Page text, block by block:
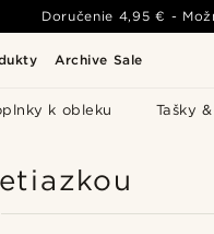
Archive Sale
k obleku Tašky
Doručenie 4,95 € -